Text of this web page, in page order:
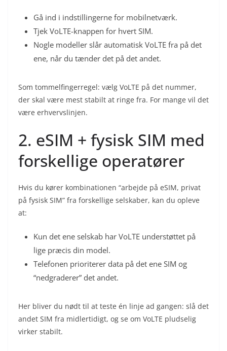
Gå ind i indstillingerne for mobilnetværk.
Tjek VoLTE-knappen for hvert SIM.
Nogle modeller slår automatisk VoLTE fra på det
ene, når du tænder det på det andet.
Som tommelfingerregel: vælg VoLTE på det nummer,
der skal være mest stabilt at ringe fra. For mange vil det
være erhvervslinjen.
2. eSIM + fysisk SIM med
forskellige operatører
Hvis du kører kombinationen “arbejde på eSIM, privat
på fysisk SIM” fra forskellige selskaber, kan du opleve
at:
Kun det ene selskab har VoLTE understøttet på
lige præcis din model.
Telefonen prioriterer data på det ene SIM og
“nedgraderer” det andet.
Her bliver du nødt til at teste én linje ad gangen: slå det
andet SIM fra midlertidigt, og se om VoLTE pludselig
virker stabilt.